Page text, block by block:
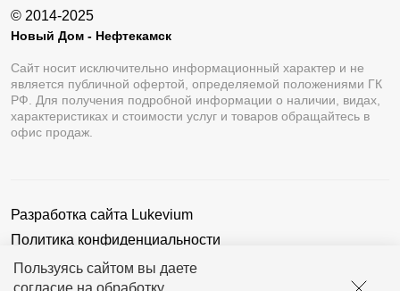
Пользуясь сайтом вы даете
согласие на обработку
© 2014-2025
Новый Дом - Нефтекамск
Сайт носит исключительно информационный характер и не
является публичной офертой, определяемой положениями ГК
РФ. Для получения подробной информации о наличии, видах,
характеристиках и стоимости услуг и товаров обращайтесь в
офис продаж.
Разработка сайта Lukevium
Политика конфиденциальности
Пользовательское соглашение